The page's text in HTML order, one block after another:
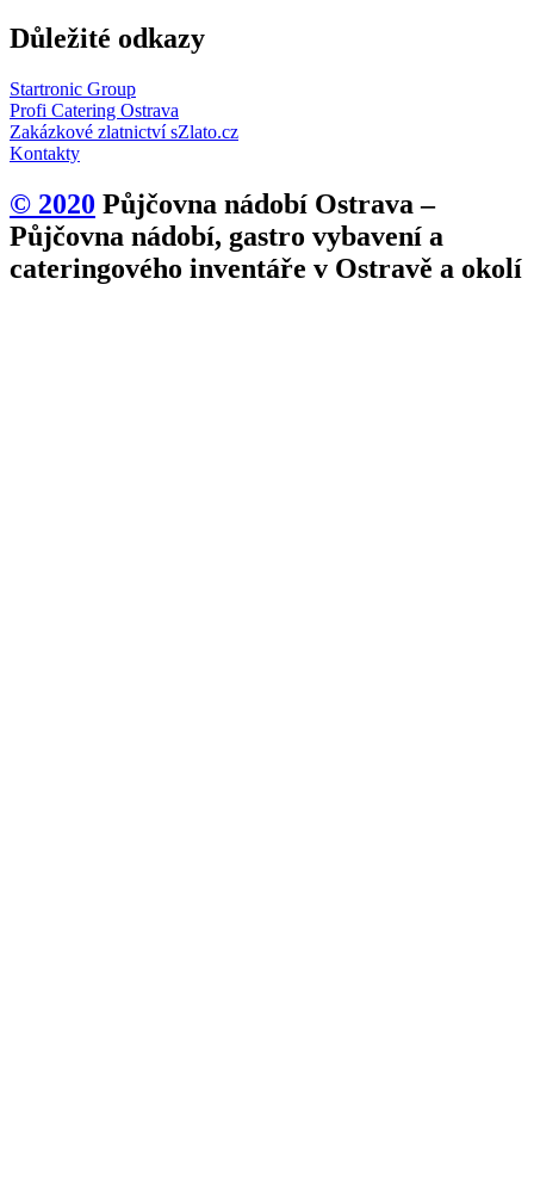
Důležité odkazy
Startronic Group
Profi Catering Ostrava
Zakázkové zlatnictví sZlato.cz
Kontakty
© 2020 Půjčovna nádobí Ostrava –
Půjčovna nádobí, gastro vybavení a
cateringového inventáře v Ostravě a okolí